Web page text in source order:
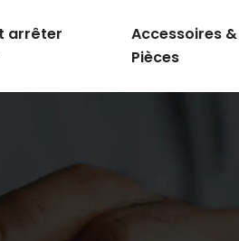
arrêter
Accessoires &
Pièces